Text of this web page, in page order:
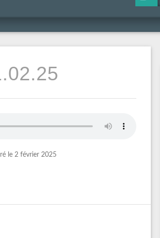
le 2 février 2025